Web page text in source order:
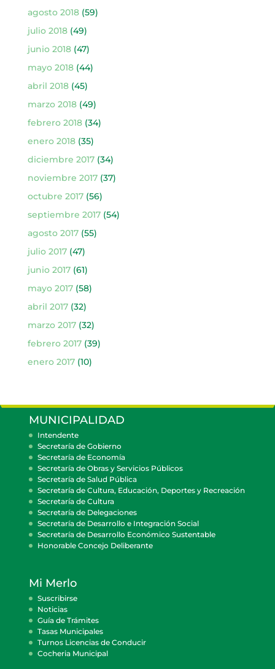
agosto 2018(59)
julio 2018(49)
junio 2018(47)
mayo 2018(44)
abril 2018(45)
marzo 2018(49)
febrero 2018(34)
enero 2018(35)
diciembre 2017(34)
noviembre 2017(37)
octubre 2017(56)
septiembre 2017(54)
agosto 2017(55)
julio 2017(47)
junio 2017(61)
mayo 2017(58)
abril 2017(32)
marzo 2017(32)
febrero 2017(39)
enero 2017(10)
MUNICIPALIDAD
Intendente
Secretaría de Gobierno
Secretaría de Economía
Secretaría de Obras y Servicios Públicos
Secretaría de Salud Pública
Secretaría de Cultura, Educación, Deportes y Recreación
Secretaría de Cultura
Secretaría de Delegaciones
Secretaría de Desarrollo e Integración Social
Secretaría de Desarrollo Económico Sustentable
Honorable Concejo Deliberante
Mi Merlo
Suscribirse
Noticias
Guía de Trámites
Tasas Municipales
Turnos Licencias de Conducir
Cocheria Municipal